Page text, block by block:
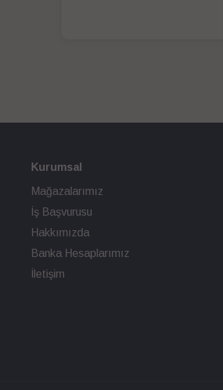
Kurumsal
Mağazalarımız
İş Başvurusu
Hakkımızda
Banka Hesaplarımız
İletişim